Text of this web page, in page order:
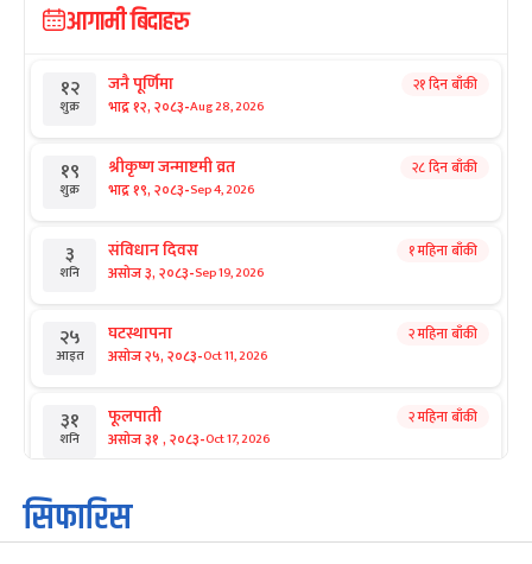
आगामी बिदाहरु
१२
शुक्र
जनै पूर्णिमा
भाद्र १२, २०८३-Aug 28, 2026
२१ दिन बाँकी
१९
शुक्र
श्रीकृष्ण जन्माष्टमी व्रत
भाद्र १९, २०८३-Sep 4, 2026
२८ दिन बाँकी
३
शनि
संविधान दिवस
असोज ३, २०८३-Sep 19, 2026
१ महिना बाँकी
२५
आइत
घटस्थापना
असोज २५, २०८३-Oct 11, 2026
२ महिना बाँकी
३१
शनि
फूलपाती
असोज ३१ , २०८३-Oct 17, 2026
२ महिना बाँकी
१
आइत
कार्तिक सङ्क्रान्ति
कार्तिक १, २०८३
सिफारिस